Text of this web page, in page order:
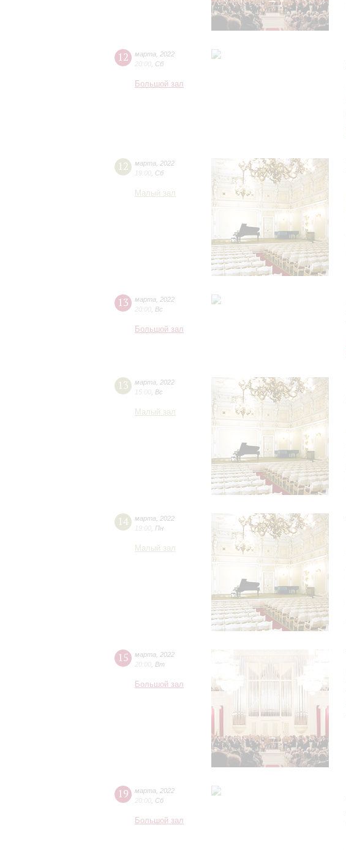
12 марта
2022
20:00 Сб
Большой зал
12 марта
2022
19:00 Сб
Малый зал
13 марта
2022
20:00 Вс
Большой зал
13 марта
2022
15:00 Вс
Малый зал
14 марта
2022
19:00 Пн
Малый зал
15 марта
2022
20:00 Вт
Большой зал
19 марта
2022
20:00 Сб
Большой зал